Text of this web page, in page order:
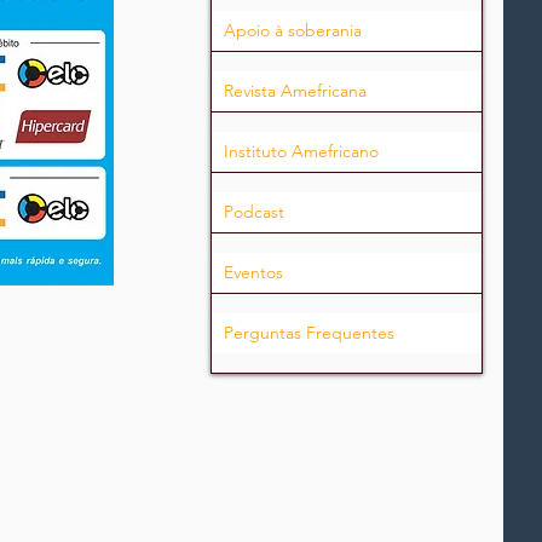
Apoio à soberania
Revista Amefricana
Instituto Amefricano
Podcast
Eventos
Perguntas Frequentes